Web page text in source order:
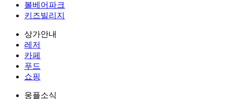
볼베어파크
키즈빌리지
상가안내
레저
카페
푸드
쇼핑
웅플소식